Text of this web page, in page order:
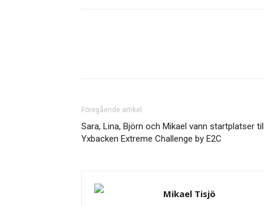
Föregående artikel
Sara, Lina, Björn och Mikael vann startplatser
Yxbacken Extreme Challenge by E2C
Mikael Tisjö